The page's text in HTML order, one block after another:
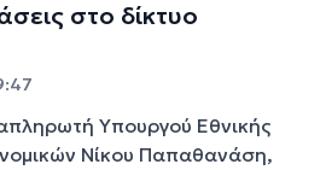
στο δίκτυο
Υπουργού Εθνικής
Νίκου Παπαθανάση,